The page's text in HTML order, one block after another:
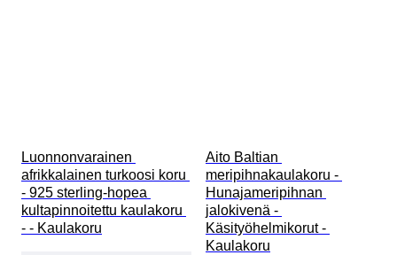
Luonnonvarainen
afrikkalainen turkoosi koru
- 925 sterling-hopea
kultapinnoitettu kaulakoru
- - Kaulakoru
Aito Baltian
meripihnakaulakoru -
Hunajameripihnan
jalokivenä -
Käsityöhelmikorut -
Kaulakoru